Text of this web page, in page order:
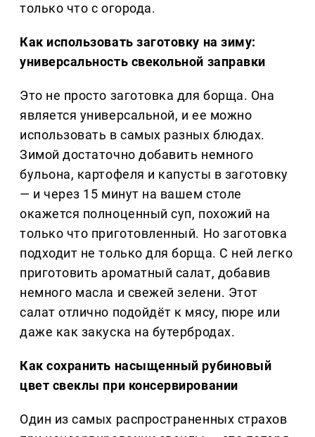
только что с огорода.
Как использовать заготовку на зиму:
универсальность свекольной заправки
Это не просто заготовка для борща. Она
является универсальной, и ее можно
использовать в самых разных блюдах.
Зимой достаточно добавить немного
бульона, картофеля и капусты в заготовку
— и через 15 минут на вашем столе
окажется полноценный суп, похожий на
только что приготовленный. Но заготовка
подходит не только для борща. С ней легко
приготовить ароматный салат, добавив
немного масла и свежей зелени. Этот
салат отлично подойдёт к мясу, пюре или
даже как закуска на бутербродах.
Как сохранить насыщенный рубиновый
цвет свеклы при консервировании
Один из самых распространенных страхов